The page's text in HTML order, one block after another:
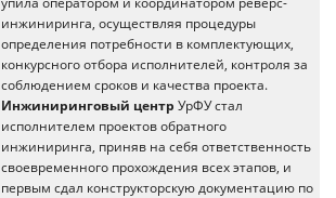
инжиниринга, осуществляя процедуры
определения потребности в комплектующих,
конкурсного отбора исполнителей, контроля за
соблюдением сроков и качества проекта.
Инжиниринговый центр УрФУ стал
исполнителем проектов обратного
инжиниринга, приняв на себя ответственность
своевременного прохождения всех этапов, и
первым сдал конструкторскую документацию по